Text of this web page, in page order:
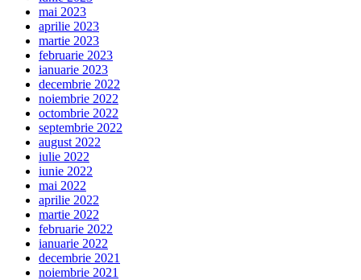
mai 2023
aprilie 2023
martie 2023
februarie 2023
ianuarie 2023
decembrie 2022
noiembrie 2022
octombrie 2022
septembrie 2022
august 2022
iulie 2022
iunie 2022
mai 2022
aprilie 2022
martie 2022
februarie 2022
ianuarie 2022
decembrie 2021
noiembrie 2021